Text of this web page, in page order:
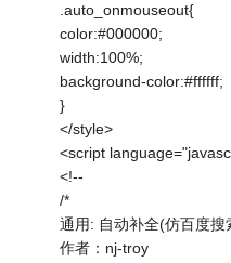
.auto_onmouseout{
color:#000000;
width:100%;
background-color:#ffffff;
}
</style>
<script
<!--
/*
通用: 自动补全(仿百度搜
作者：nj-troy